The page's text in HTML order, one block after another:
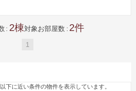
2 対象お部屋数 2
1
に近い条件の物件を表示しています。